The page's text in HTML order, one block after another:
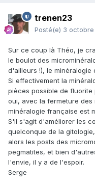
trenen23
Posté(e) 3
Sur ce coup là Théo, je
le boulot des
d'ailleurs !), le minéralogie
Si effectivement la
pièces possible de
oui, avec la fermeture des
minéralogie française est
S'il s'agit d'améliorer les
quelconque de la
alors les posts des
pegmatites, et bien
l'envie, il y a de l'espoir.
Serge